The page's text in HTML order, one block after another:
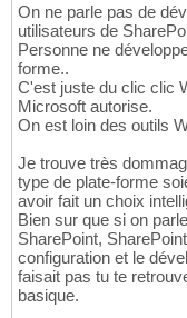
On ne parle pas de
utilisateurs de
Personne ne
forme..
C'est juste du clic clic
Microsoft autorise.
On est loin des outils
Je trouve très
type de plate-forme
avoir fait un choix
Bien sur que si on
SharePoint,
configuration et le
faisait pas tu te
basique.